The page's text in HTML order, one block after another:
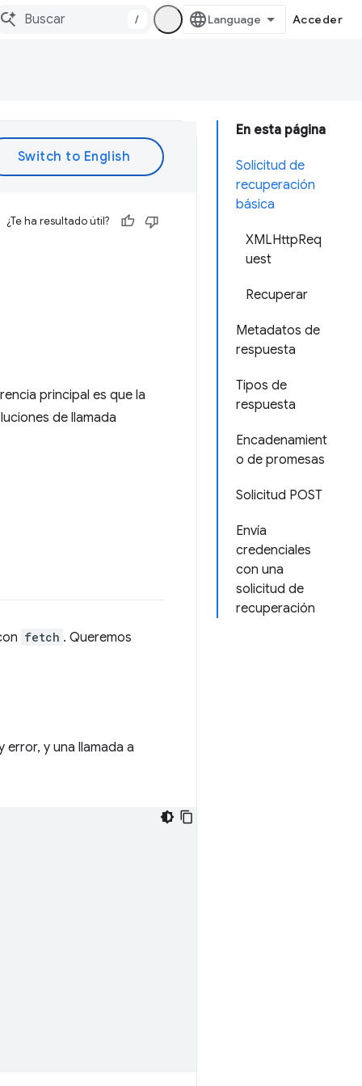
/ Acceder
En esta página
Solicitud de
recuperación
básica
XMLHttpReq
uest
Recuperar
Metadatos de
respuesta
Tipos de
respuesta
Encadenamient
o de promesas
Solicitud POST
Envía
credenciales
con una
solicitud de
recuperación
¿Te ha resultado útil?
principal es que la
de llamada
fetch . Queremos
y una llamada a